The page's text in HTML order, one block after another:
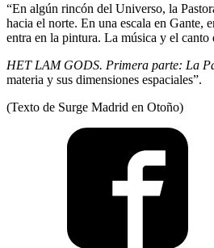
“En algún rincón del Universo, la
hacia el norte. En una escala en Gante,
entra en la pintura. La música y el canto
HET LAM GODS. Primera parte: La
materia y sus dimensiones espaciales”.
(Texto de Surge Madrid en Otoño)